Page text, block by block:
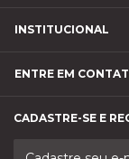
INSTITUCIONAL
ENTRE EM
CADASTRE-SE E